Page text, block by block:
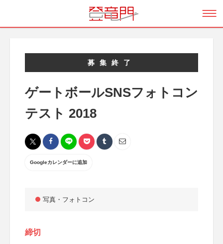
募集終了
ゲートボールSNSフォトコン
テスト 2018
Googleカレンダーに追加
写真・フォトコン
締切